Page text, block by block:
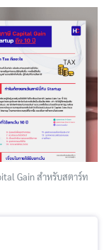
Gain สำหรับสตาร์ท